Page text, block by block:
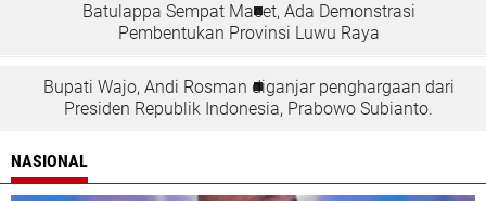
Batulappa Sempat Macet, Ada Demonstrasi
Pembentukan Provinsi Luwu Raya
Bupati Wajo, Andi Rosman diganjar penghargaan dari
Presiden Republik Indonesia, Prabowo Subianto.
NASIONAL